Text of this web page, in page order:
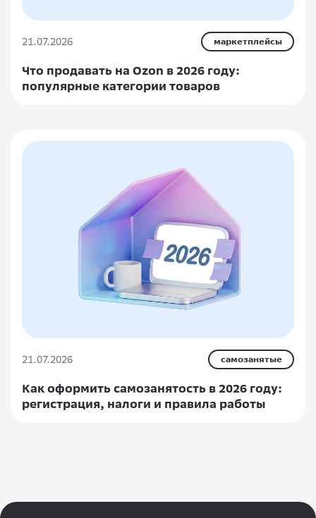
21.07.2026 маркетплейсы
Что продавать на Ozon в 2026 году:
популярные категории товаров
21.07.2026 самозанятые
Как оформить самозанятость в 2026 году:
регистрация, налоги и правила работы